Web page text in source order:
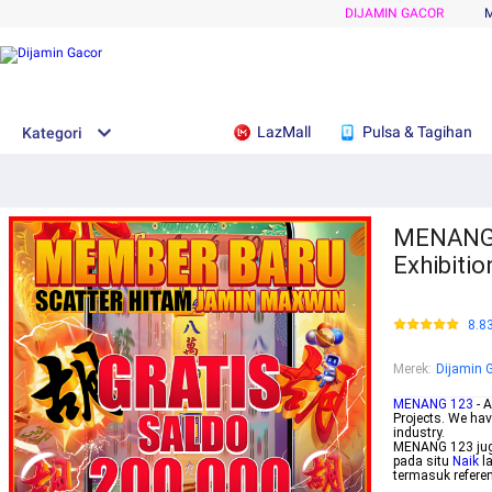
DIJAMIN GACOR
Kategori LazMall Pulsa & Tagihan
Merek: Dijamin
MENANG 123 -
Projects. We
industry.
MENANG 123
pada situ Naik
termasuk